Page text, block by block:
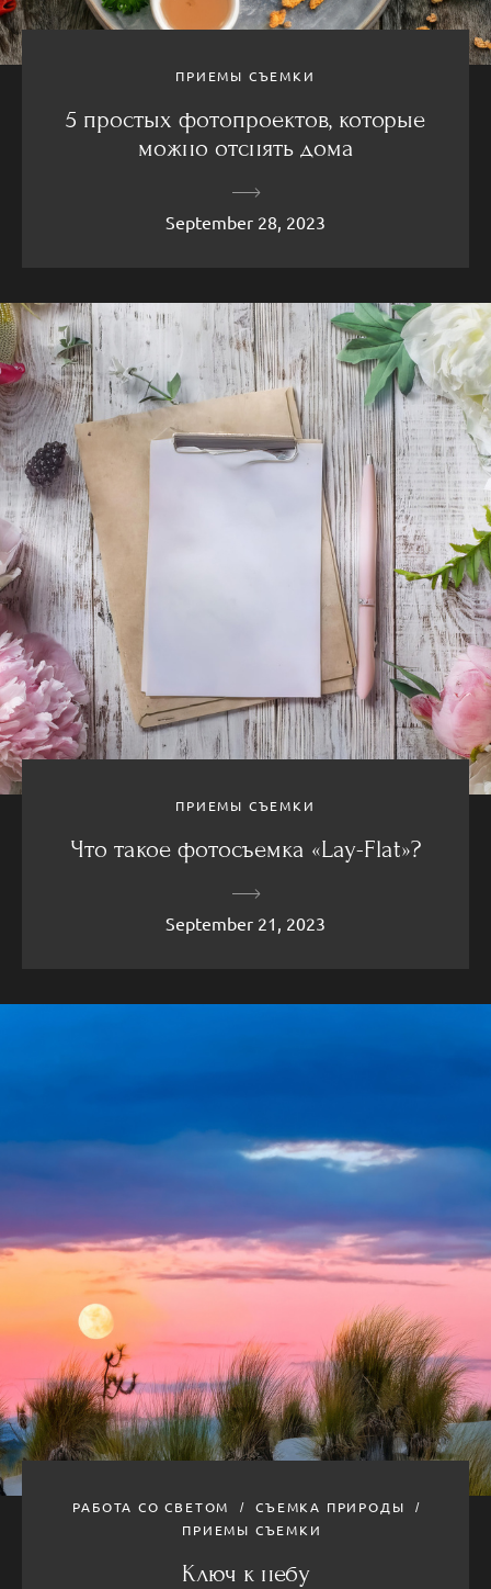
ПРИЕМЫ СЪЕМКИ
5 простых фотопроектов, которые
можно отснять дома
September 28, 2023
ПРИЕМЫ СЪЕМКИ
Что такое фотосъемка «Lay-Flat»?
September 21, 2023
РАБОТА СО СВЕТОМ
СЪЕМКА ПРИРОДЫ
ПРИЕМЫ СЪЕМКИ
Ключ к небу